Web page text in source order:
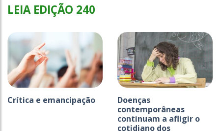
LEIA EDIÇÃO 240
Crítica e emancipação
Doenças
contemporâneas
continuam a afligir o
cotidiano dos